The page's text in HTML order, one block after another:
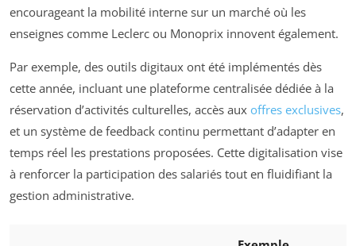
encourageant la mobilité interne sur un marché où les
enseignes comme Leclerc ou Monoprix innovent également.
Par exemple, des outils digitaux ont été implémentés dès
cette année, incluant une plateforme centralisée dédiée à la
réservation d’activités culturelles, accès aux offres exclusives,
et un système de feedback continu permettant d’adapter en
temps réel les prestations proposées. Cette digitalisation vise
à renforcer la participation des salariés tout en fluidifiant la
gestion administrative.